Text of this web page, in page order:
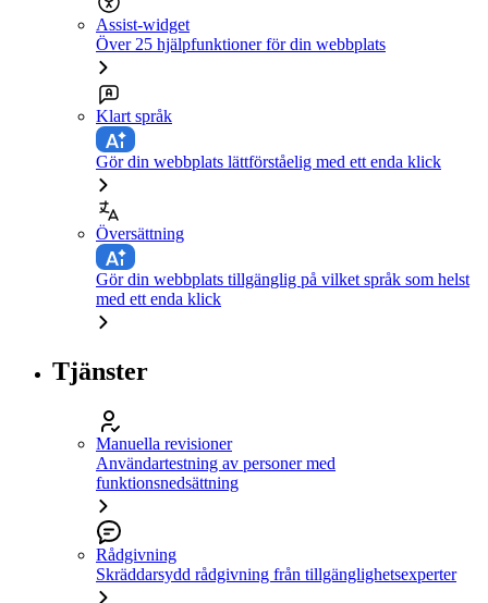
Assist-widget
Över 25 hjälpfunktioner för din webbplats
Klart språk
Gör din webbplats lättförståelig med ett enda klick
Översättning
Gör din webbplats tillgänglig på vilket språk som helst
med ett enda klick
Tjänster
Manuella revisioner
Användartestning av personer med
funktionsnedsättning
Rådgivning
Skräddarsydd rådgivning från tillgänglighetsexperter